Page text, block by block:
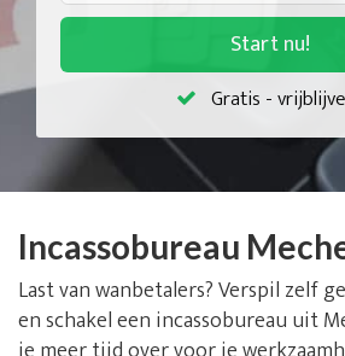
Start nu!
Gratis -
Incassobureau
Last van wanbetalers? Verspil zelf
en schakel een incassobureau uit